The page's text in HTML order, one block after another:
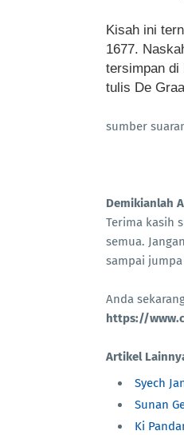
Kisah ini
1677.
tersimpan di
tulis De
sumber
Demikianlah
Terima kasih
semua.
sampai
Anda
https://
Artikel
Syech
Sunan
Ki